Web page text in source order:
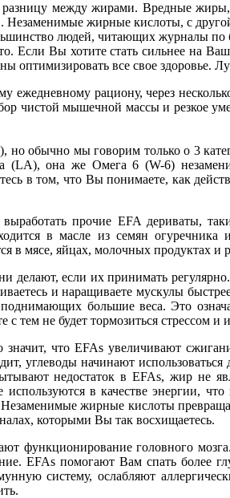
между жирами. Вредные
жирные кислоты, с
людей, читающих журналы по
Вы хотите стать сильнее на
все свое здоровье.
ежедневному рациону, через
чистой мышечной массы и
но обычно мы говорим только о 3
(LA), она же Омега 6 (W-6)
в том, что Вы понимаете, как
прочие EFA дериваты, такие
в масле из семян
в мясе, яйцах, молочных продуктах
делают, если их принимать
и наращиваете мускулы
большие веса. Это
с тем не будет тормозиться стрессом
что EFAs увеличивают
углеводы начинают
недостаток в EFAs, жир не
используются в качестве
Незаменимые жирные кислоты
которыми Вы так восхищаетесь.
головного
EFAs помогают Вам спать
систему, ослабляют